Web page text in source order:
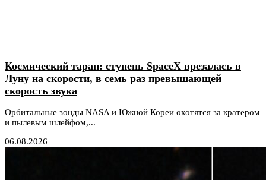
Космический таран: ступень SpaceX врезалась в
Луну на скорости, в семь раз превышающей
скорость звука
Орбитальные зонды NASA и Южной Кореи охотятся за кратером
и пылевым шлейфом,...
06.08.2026